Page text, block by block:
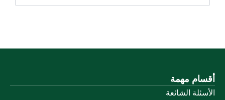
أقسام مهمة
الأسئلة الشائعة